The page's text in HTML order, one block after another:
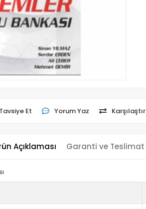
Tavsiye Et Yorum Yaz Karşılaştır
Açıklaması Garanti ve Teslimat